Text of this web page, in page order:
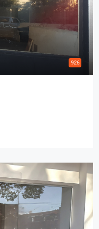
926